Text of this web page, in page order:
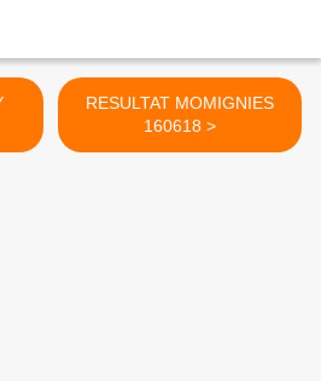
RESULTAT MOMIGNIES
160618 >